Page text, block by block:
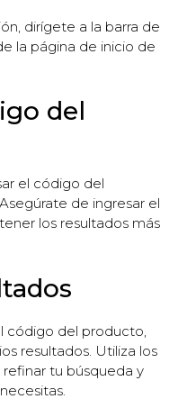
dirígete a la barra de
la página de inicio de
del
el código del
de ingresar el
los resultados más
código del producto,
resultados. Utiliza los
tu búsqueda y